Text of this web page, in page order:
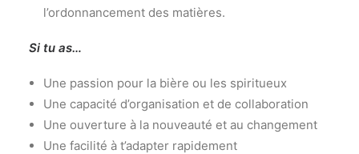
l’ordonnancement des matières.
Si tu as…
Une passion pour la bière ou les spiritueux
Une capacité d’organisation et de collaboration
Une ouverture à la nouveauté et au changement
Une facilité à t’adapter rapidement